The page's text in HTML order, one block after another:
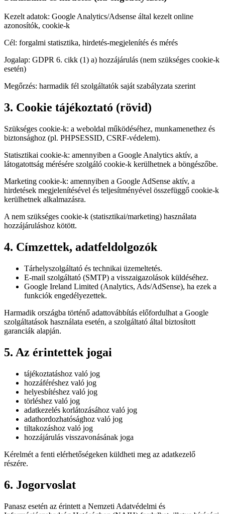
Kezelt adatok: Google Analytics/Adsense által kezelt online
azonosítók, cookie-k
Cél: forgalmi statisztika, hirdetés-megjelenítés és mérés
Jogalap: GDPR 6. cikk (1) a) hozzájárulás (nem szükséges cookie-k
esetén)
Megőrzés: harmadik fél szolgáltatók saját szabályzata szerint
3. Cookie tájékoztató (rövid)
Szükséges cookie-k: a weboldal működéséhez, munkamenethez és
biztonsághoz (pl. PHPSESSID, CSRF-védelem).
Statisztikai cookie-k: amennyiben a Google Analytics aktív, a
látogatottság mérésére szolgáló cookie-k kerülhetnek a böngészőbe.
Marketing cookie-k: amennyiben a Google AdSense aktív, a
hirdetések megjelenítésével és teljesítményével összefüggő cookie-k
kerülhetnek alkalmazásra.
A nem szükséges cookie-k (statisztikai/marketing) használata
hozzájáruláshoz kötött.
4. Címzettek, adatfeldolgozók
Tárhelyszolgáltató és technikai üzemeltetés.
E-mail szolgáltató (SMTP) a visszaigazolások küldéséhez.
Google Ireland Limited (Analytics, Ads/AdSense), ha ezek a
funkciók engedélyezettek.
Harmadik országba történő adattovábbítás előfordulhat a Google
szolgáltatások használata esetén, a szolgáltató által biztosított
garanciák alapján.
5. Az érintettek jogai
tájékoztatáshoz való jog
hozzáféréshez való jog
helyesbítéshez való jog
törléshez való jog
adatkezelés korlátozásához való jog
adathordozhatósághoz való jog
tiltakozáshoz való jog
hozzájárulás visszavonásának joga
Kérelmét a fenti elérhetőségeken küldheti meg az adatkezelő
részére.
6. Jogorvoslat
Panasz esetén az érintett a Nemzeti Adatvédelmi és